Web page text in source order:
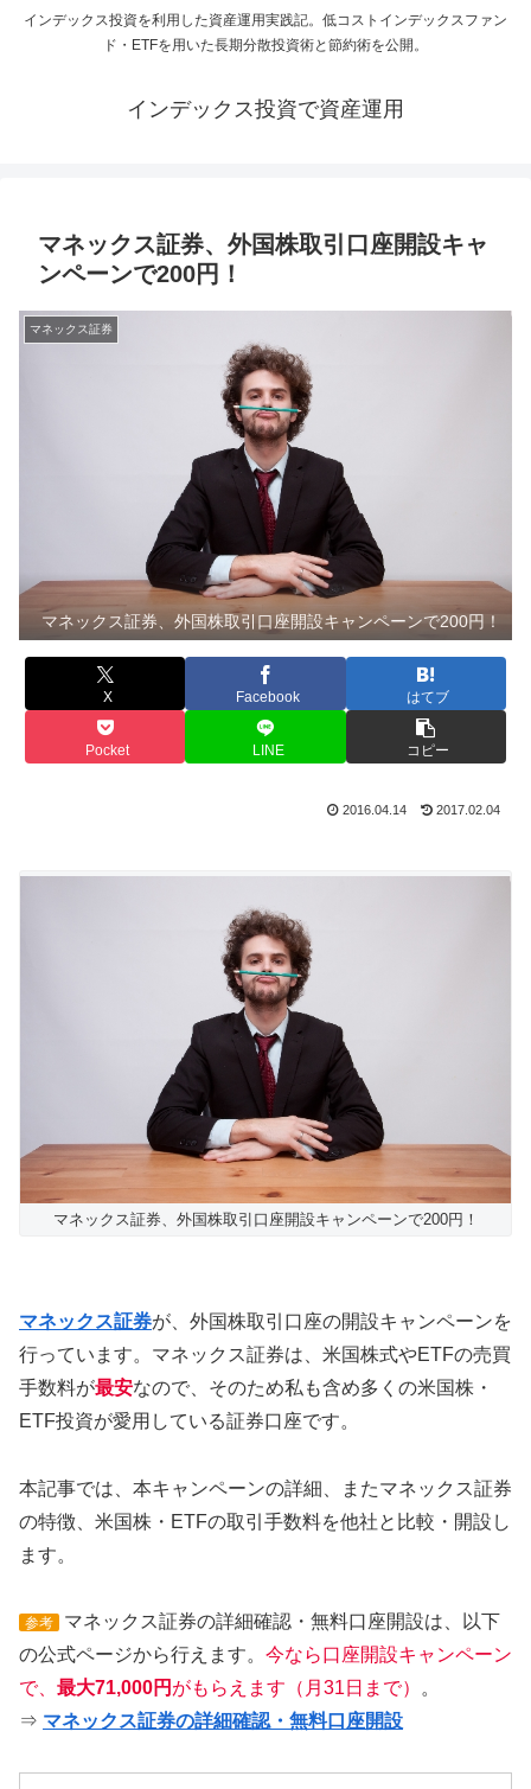
インデックス投資を利用した資産運用実践記。低コストインデックスファン
ド・ETFを用いた長期分散投資術と節約術を公開。
インデックス投資で資産運用
マネックス証券、外国株取引口座開設キャ
ンペーンで200円！
マネックス証券
マネックス証券、外国株取引口座開設キャンペーンで200円！
X Facebook はてブ
Pocket LINE コピー
2016.04.14 2017.02.04
マネックス証券、外国株取引口座開設キャンペーンで200円！
マネックス証券が、外国株取引口座の開設キャンペーンを
行っています。マネックス証券は、米国株式やETFの売買
手数料が最安なので、そのため私も含め多くの米国株・
ETF投資が愛用している証券口座です。
本記事では、本キャンペーンの詳細、またマネックス証券
の特徴、米国株・ETFの取引手数料を他社と比較・開設し
ます。
参考
マネックス証券の詳細確認・無料口座開設は、以下
の公式ページから行えます。 今なら口座開設キャンペーン
で、 最大71,000円 がもらえます（月31日まで） 。
⇒ マネックス証券の詳細確認・無料口座開設